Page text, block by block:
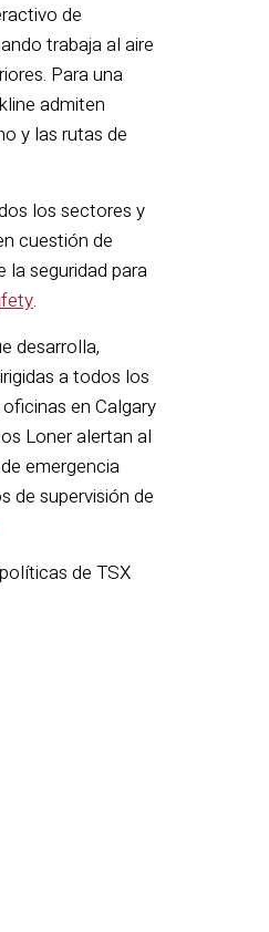
de
trabaja al aire
Para una
admiten
y las rutas de
los sectores y
cuestión de
la seguridad para
.
desarrolla,
a todos los
en Calgary
Loner alertan al
emergencia
de supervisión de
de TSX